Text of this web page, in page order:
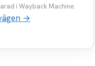
i Wayback Machine.
→